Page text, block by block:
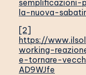
semplificazioni-
la-nuova-
[2]
https://
working-
e-tornare-
AD9WJfe